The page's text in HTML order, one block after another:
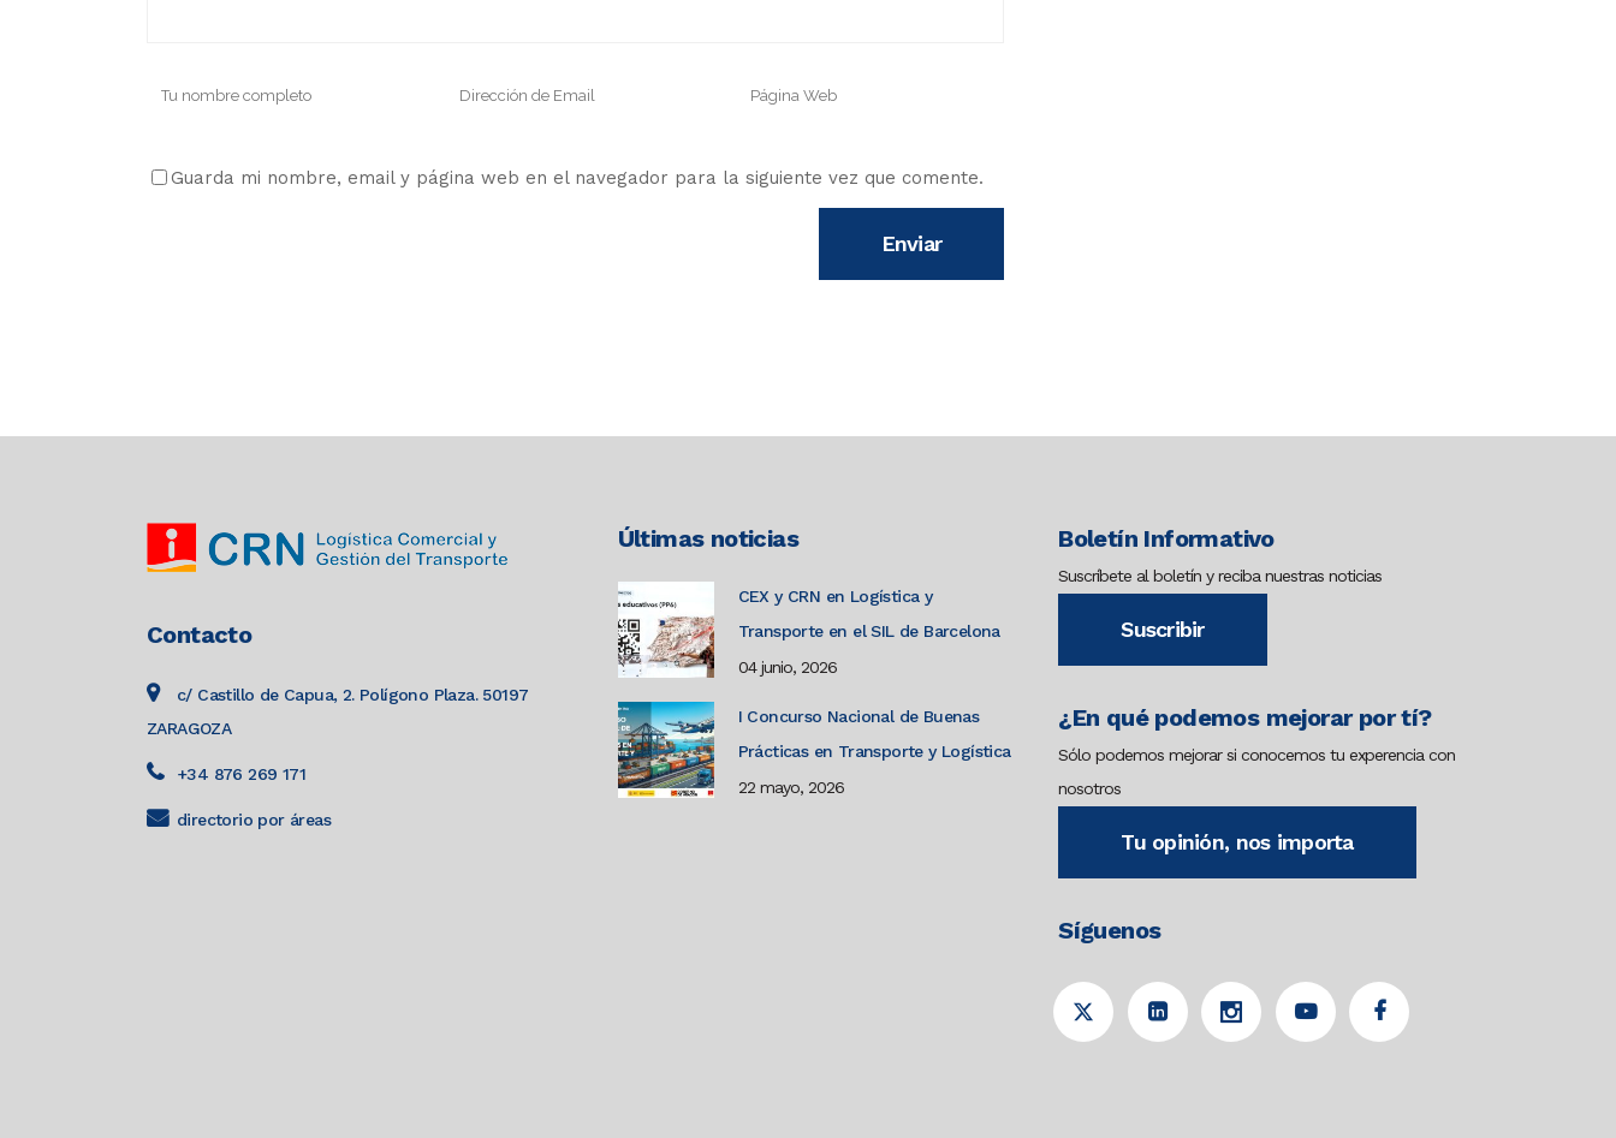
Guarda mi nombre, email y página web en el navegador para la siguiente vez que comente.
Contacto
c/ Castillo de Capua, 2. Polígono Plaza. 50197
ZARAGOZA
+34 876 269 171
directorio por áreas
Últimas noticias
CEX y CRN en Logística y
Transporte en el SIL de Barcelona
04 junio, 2026
I Concurso Nacional de Buenas
Prácticas en Transporte y Logística
22 mayo, 2026
Boletín Informativo
Suscríbete al boletín y reciba nuestras noticias
Suscribir
¿En qué podemos mejorar por tí?
Sólo podemos mejorar si conocemos tu experencia con
nosotros
Tu opinión, nos importa
Síguenos